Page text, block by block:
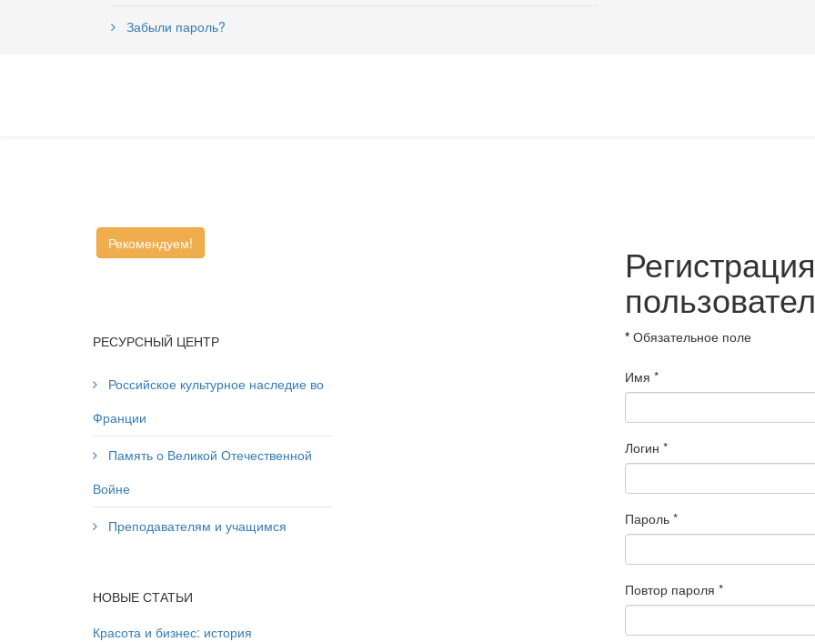
Забыли пароль?
Рекомендуем!
РЕСУРСНЫЙ ЦЕНТР
Российское культурное наследие во
Франции
Память о Великой Отечественной
Войне
Преподавателям и учащимся
НОВЫЕ СТАТЬИ
Красота и бизнес: история
Регистрация
*Обязательное поле
Имя *
Логин *
Пароль*
Повтор пароля *